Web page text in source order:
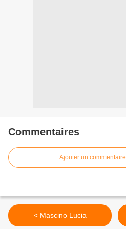
Commentaires
Ajouter un commentaire
< Mascino Lucia